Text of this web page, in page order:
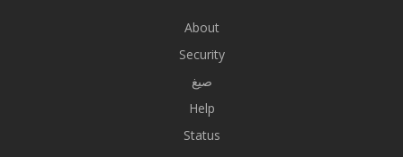
About
Security
صيغ
Help
Status